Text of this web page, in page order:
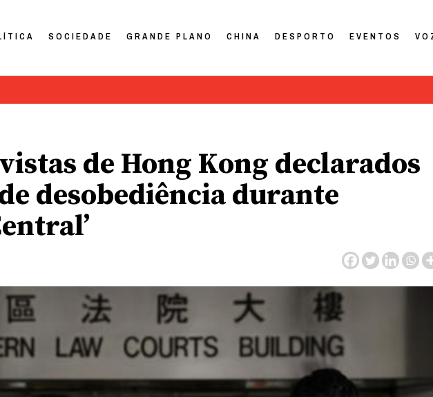
SOCIEDADE GRANDE PLANO CHINA DESPORTO EVENTOS
de Hong Kong declarados
desobediência durante